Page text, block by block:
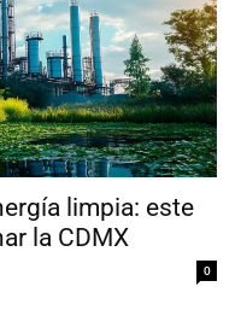
limpia: este
la CDMX
0